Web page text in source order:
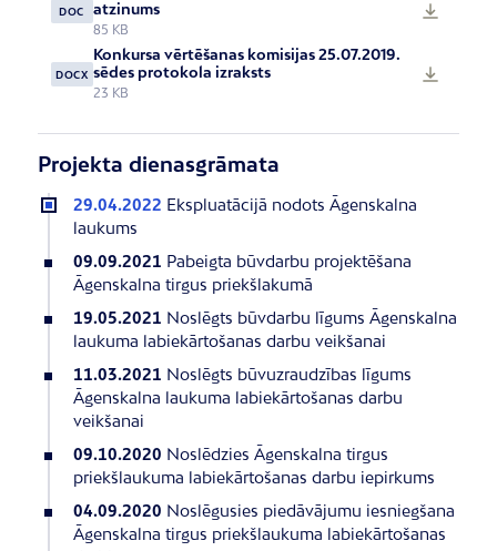
DOC atzinums
85 KB
DOCX
Konkursa vērtēšanas komisijas 25.07.2019.
sēdes protokola izraksts
23 KB
Projekta dienasgrāmata
29.04.2022 Ekspluatācijā nodots Āgenskalna
laukums
09.09.2021 Pabeigta būvdarbu projektēšana
Āgenskalna tirgus priekšlakumā
19.05.2021 Noslēgts būvdarbu līgums Āgenskalna
laukuma labiekārtošanas darbu veikšanai
11.03.2021 Noslēgts būvuzraudzības līgums
Āgenskalna laukuma labiekārtošanas darbu
veikšanai
09.10.2020 Noslēdzies Āgenskalna tirgus
priekšlaukuma labiekārtošanas darbu iepirkums
04.09.2020 Noslēgusies piedāvājumu iesniegšana
Āgenskalna tirgus priekšlaukuma labiekārtošanas